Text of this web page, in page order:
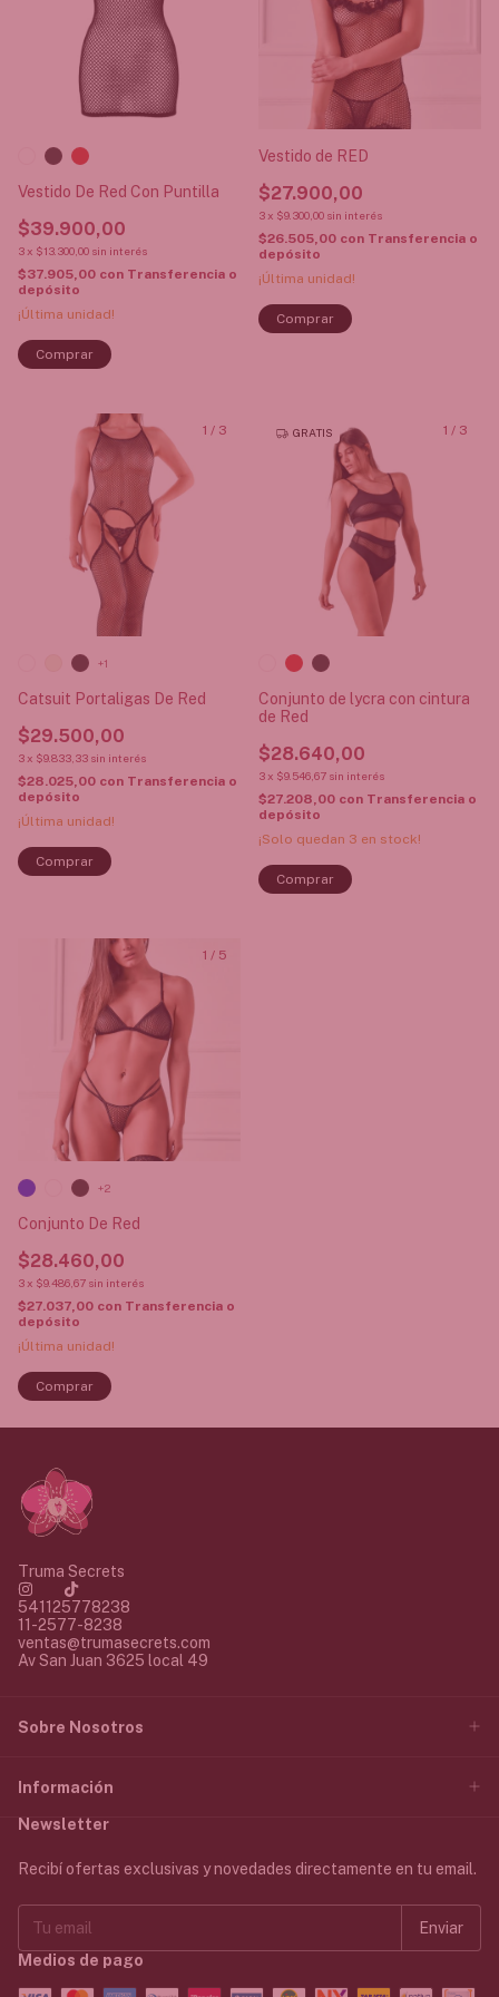
Vestido De Red Con Puntilla
$39.900,00
3 x $13.300,00 sin interés
$37.905,00 con Transferencia o
depósito
¡Última unidad!
Comprar
Vestido de RED
$27.900,00
3 x $9.300,00 sin interés
$26.505,00 con Transferencia o
depósito
¡Última unidad!
1 / 3
Catsuit Portaligas De Red
$29.500,00
3 x $9.833,33 sin interés
$28.025,00 con Transferencia o
depósito
¡Última unidad!
+1
Comprar
1 / 3
GRATIS
Conjunto de lycra con cintura
de Red
$28.640,00
3 x $9.546,67 sin interés
$27.208,00 con Transferencia o
depósito
¡Solo quedan 3 en stock!
Comprar
1 / 5
Conjunto De Red
$28.460,00
3 x $9.486,67 sin interés
$27.037,00 con Transferencia o
depósito
¡Última unidad!
+2
Comprar
Truma Secrets
541125778238
11-2577-8238
ventas@trumasecrets.com
Av San Juan 3625 local 49
Sobre Nosotros
Información
Newsletter
Recibí ofertas exclusivas y novedades directamente en tu email.
Medios de pago